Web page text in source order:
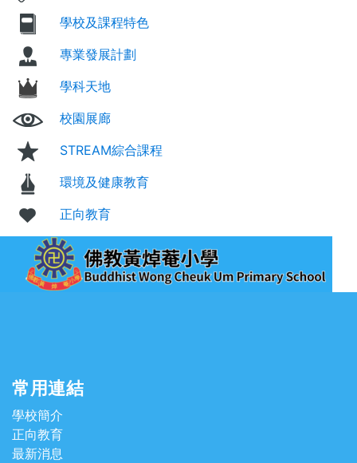
學校及課程特色
專業發展計劃
學科天地
校園展廊
STREAM綜合課程
環境及健康教育
正向教育
常用連結
學校簡介
正向教育
最新消息